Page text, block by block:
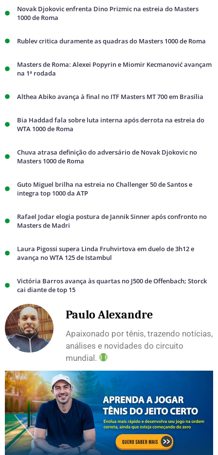
Novak Djokovic enfrenta Dino Prizmic na estreia do Masters
1000 de Roma
Rublev critica duramente as quadras do Masters 1000 de Roma
Masters de Roma: Alexei Popyrin e Miomir Kecmanović avançam
na 1ª rodada
Althea Abiko avança à final no ITF Masters MT 700 em Brasília
Bia Haddad fala sobre luta interna após derrota na estreia do
WTA 1000 de Roma
Chuva atrasa definição do adversário de Novak Djokovic no
Masters 1000 de Roma
Guto Miguel brilha na estreia no Challenger 50 de Santos e
integra top 1000 da ATP
Rafael Jodar elogia postura de Jannik Sinner após confronto no
Masters de Madri
Laura Pigossi supera Linda Fruhvirtova em duelo de 3h12 e
avança no WTA 125 de Istambul
Victória Barros avança às quartas no J500 de Offenbach; Storck
cai diante de top 15
Paulo Alexandre
Apaixonado por tênis, trazendo notícias,
análises e novidades do circuito
mundial.